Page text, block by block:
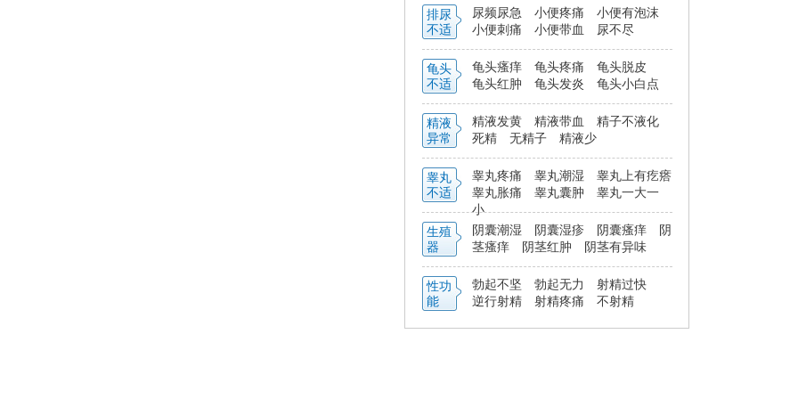
排尿
不适
尿频尿急 小便疼痛
小便有泡沫
小便刺痛
小便带血 尿不尽
龟头
不适
龟头瘙痒 龟头疼痛
龟头脱皮
龟头红肿
龟头发炎 龟头小白点
精液
异常
精液发黄 精液带血
精子不液化
死精
无精子 精液少
睾丸
不适
睾丸疼痛 睾丸潮湿
睾丸上有疙瘩
睾丸胀痛
睾丸囊肿
睾丸一大一
小
生殖
器
阴囊潮湿 阴囊湿疹 阴囊瘙痒
阴
茎瘙痒
阴茎红肿 阴茎有异味
性功
能
勃起不坚 勃起无力
射精过快
逆行射精
射精疼痛 不射精